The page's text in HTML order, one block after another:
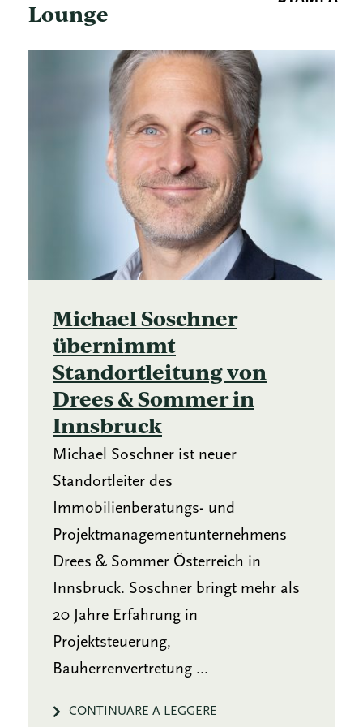
Lounge
Michael Soschner
übernimmt
Standortleitung von
Drees & Sommer in
Innsbruck
Michael Soschner ist neuer
Standortleiter des
Immobilienberatungs- und
Projektmanagementunternehmens
Drees & Sommer Österreich in
Innsbruck. Soschner bringt mehr als
20 Jahre Erfahrung in
Projektsteuerung,
Bauherrenvertretung ...
CONTINUARE A LEGGERE